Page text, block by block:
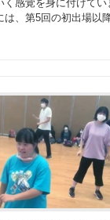
感覚を身に付けてい
、第5回の初出場以